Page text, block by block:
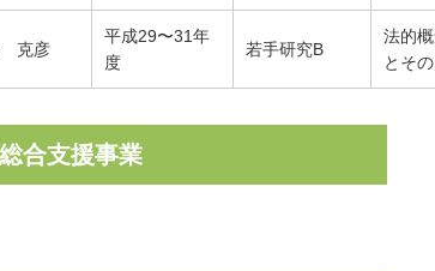
克彦
平成29〜31年
度
若手研究B
法的
とそ
合支援事業